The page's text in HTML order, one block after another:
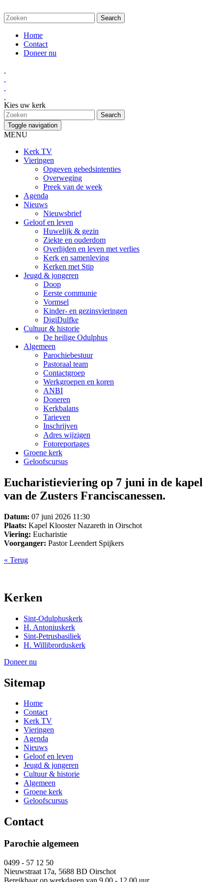
Home
Contact
Doneer nu
Kies uw kerk
Toggle navigation
MENU
Kerk TV
Vieringen
Opgeven gebedsintenties
Overweging
Preek van de week
Agenda
Nieuws
Nieuwsbrief
Geloof en leven
Huwelijk & gezin
Ziekte en ouderdom
Overlijden en leven met verlies
Kerk en samenleving
Kerken met Stip
Jeugd & jongeren
Doop
Eerste communie
Vormsel
Kinder- en gezinsvieringen
DigiDulfke
Cultuur & historie
De heilige Odulphus
Algemeen
Parochiebestuur
Pastoraal team
Contactgroep
Werkgroepen en koren
ANBI
Doneren
Kerkbalans
Tarieven
Inschrijven
Adres wijzigen
Fotoreportages
Groene kerk
Geloofscursus
Eucharistieviering op 7 juni in de kapel
van de Zusters Franciscanessen.
Datum: 07 juni 2026 11:30
Plaats: Kapel Klooster Nazareth in Oirschot
Viering: Eucharistie
Voorganger: Pastor Leendert Spijkers
« Terug
Kerken
Sint-Odulphuskerk
H. Antoniuskerk
Sint-Petrusbasiliek
H. Willibrorduskerk
Doneer nu
Sitemap
Home
Contact
Kerk TV
Vieringen
Agenda
Nieuws
Geloof en leven
Jeugd & jongeren
Cultuur & historie
Algemeen
Groene kerk
Geloofscursus
Contact
Parochie algemeen
0499 - 57 12 50
Nieuwstraat 17a, 5688 BD Oirschot
Bereikbaar op werkdagen van 9.00 - 12.00 uur